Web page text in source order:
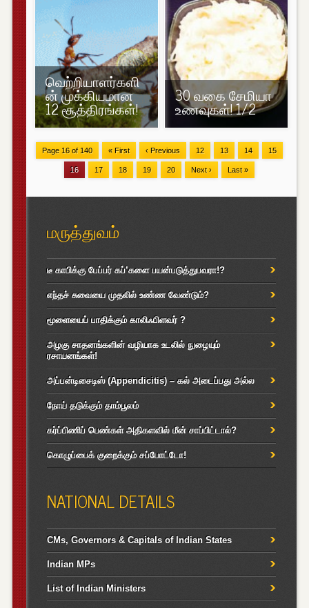
வெற்றியாளர்களி
ன் முக்கியமான
12 சூத்திரங்கள்!
30 வகை சேமியா
உணவுகள்! 1/2
Page 16 of 140 « First ‹ Previous 12 13 14 15
16 17 18 19 20 Next › Last »
மருத்துவம்
டீ காபிக்கு பேப்பர் கப்’களை பயன்படுத்துபவரா!?
எந்தச் சுவையை முதலில் உண்ண வேண்டும்?
மூளையைப் பாதிக்கும் காலிஃபிளவர் ?
அழகு சாதனங்களின் வழியாக உடலில் நுழையும்
ரசாயனங்கள்!
அப்பன்டிசைடிஸ் (Appendicitis) – கல் அடைப்பது அல்ல
நோய் தடுக்கும் தாம்பூலம்
கர்ப்பிணிப் பெண்கள் அதிகளவில் மீன் சாப்பிட்டால்?
கொழுப்பைக் குறைக்கும் சப்போட்டோ!
NATIONAL DETAILS
CMs, Governors & Capitals of Indian States
Indian MPs
List of Indian Ministers